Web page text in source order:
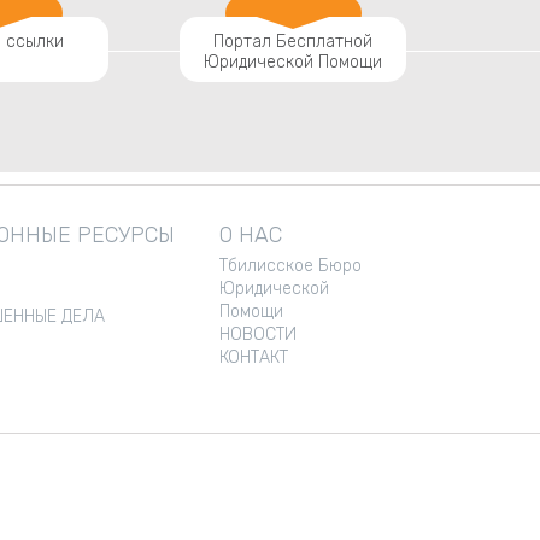
ссылки
Портал Бесплатной
Юридической Помощи
РЕСУРСЫ
ДЕЛА
О НАС
Тбилисское Бюро
Юридической
Помощи
НОВОСТИ
КОНТАКТ